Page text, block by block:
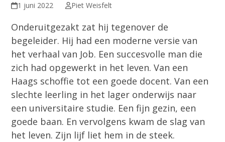
1 juni 2022 Piet Weisfelt
Onderuitgezakt zat hij tegenover de
begeleider. Hij had een moderne versie van
het verhaal van Job. Een succesvolle man die
zich had opgewerkt in het leven. Van een
Haags schoffie tot een goede docent. Van een
slechte leerling in het lager onderwijs naar
een universitaire studie. Een fijn gezin, een
goede baan. En vervolgens kwam de slag van
het leven. Zijn lijf liet hem in de steek.